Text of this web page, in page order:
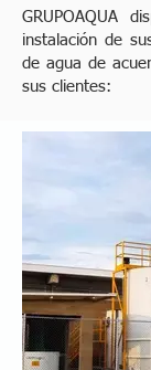
GRUPOAQUA
instalación de
de agua de
sus clientes: